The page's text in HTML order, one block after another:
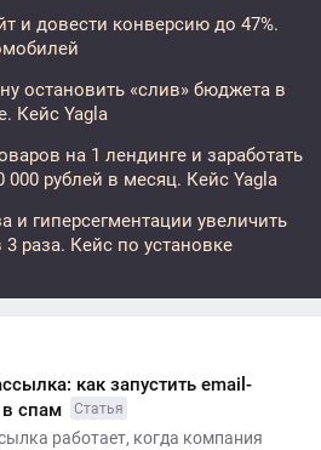
и довести конверсию до 47%.
остановить «слив» бюджета в
Кейс Yagla
на 1 лендинге и заработать
000 рублей в месяц. Кейс Yagla
и гиперсегментации увеличить
раза. Кейс по установке
как запустить email-
в спам
Статья
работает, когда компания